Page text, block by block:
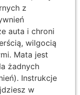
z
auta i chroni
wilgocią
Mata jest
żadnych
Instrukcje
w